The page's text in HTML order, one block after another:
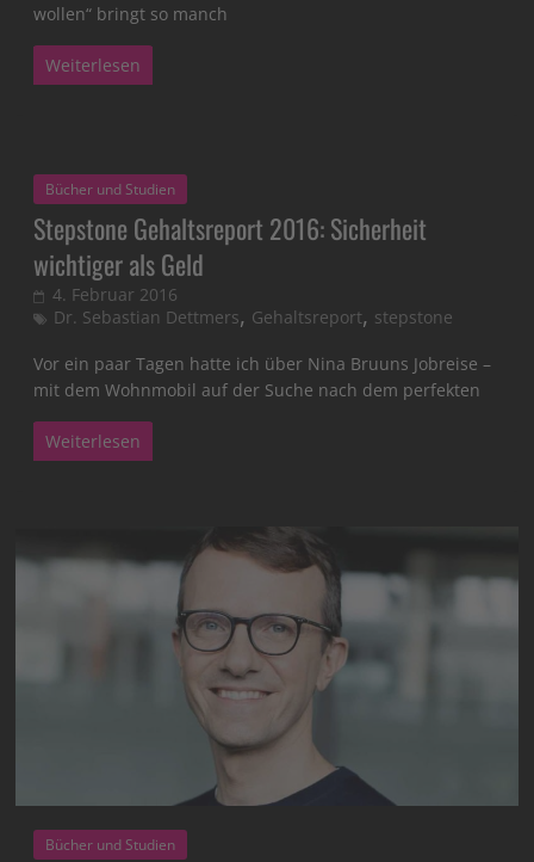
wollen“ bringt so manch
Weiterlesen
Bücher und Studien
Stepstone Gehaltsreport 2016: Sicherheit
wichtiger als Geld
4. Februar 2016
Dr. Sebastian Dettmers, Gehaltsreport, stepstone
Vor ein paar Tagen hatte ich über Nina Bruuns Jobreise –
mit dem Wohnmobil auf der Suche nach dem perfekten
Weiterlesen
Bücher und Studien